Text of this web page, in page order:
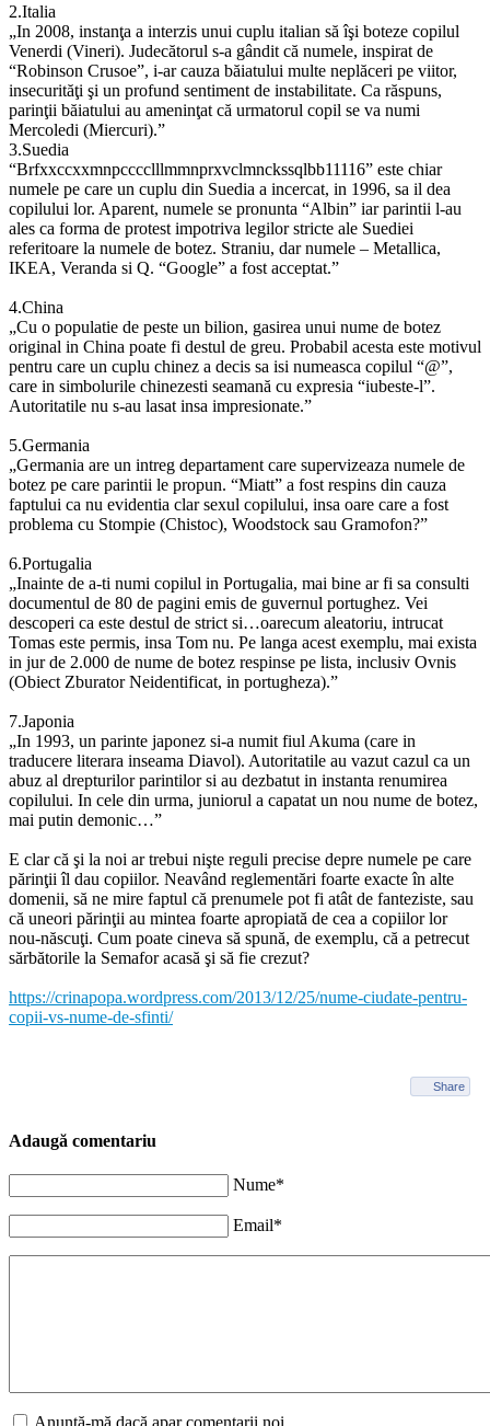
2.Italia
„In 2008, instanţa a interzis unui cuplu italian să îşi boteze copilul
Venerdi (Vineri). Judecătorul s-a gândit că numele, inspirat de
“Robinson Crusoe”, i-ar cauza băiatului multe neplăceri pe viitor,
insecurităţi şi un profund sentiment de instabilitate. Ca răspuns,
parinţii băiatului au ameninţat că urmatorul copil se va numi
Mercoledi (Miercuri).”
3.Suedia
“Brfxxccxxmnpcccclllmmnprxvclmnckssqlbb11116” este chiar
numele pe care un cuplu din Suedia a incercat, in 1996, sa il dea
copilului lor. Aparent, numele se pronunta “Albin” iar parintii l-au
ales ca forma de protest impotriva legilor stricte ale Suediei
referitoare la numele de botez. Straniu, dar numele – Metallica,
IKEA, Veranda si Q. “Google” a fost acceptat.”
4.China
„Cu o populatie de peste un bilion, gasirea unui nume de botez
original in China poate fi destul de greu. Probabil acesta este motivul
pentru care un cuplu chinez a decis sa isi numeasca copilul “@”,
care in simbolurile chinezesti seamană cu expresia “iubeste-l”.
Autoritatile nu s-au lasat insa impresionate.”
5.Germania
„Germania are un intreg departament care supervizeaza numele de
botez pe care parintii le propun. “Miatt” a fost respins din cauza
faptului ca nu evidentia clar sexul copilului, insa oare care a fost
problema cu Stompie (Chistoc), Woodstock sau Gramofon?”
6.Portugalia
„Inainte de a-ti numi copilul in Portugalia, mai bine ar fi sa consulti
documentul de 80 de pagini emis de guvernul portughez. Vei
descoperi ca este destul de strict si…oarecum aleatoriu, intrucat
Tomas este permis, insa Tom nu. Pe langa acest exemplu, mai exista
in jur de 2.000 de nume de botez respinse pe lista, inclusiv Ovnis
(Obiect Zburator Neidentificat, in portugheza).”
7.Japonia
„In 1993, un parinte japonez si-a numit fiul Akuma (care in
traducere literara inseama Diavol). Autoritatile au vazut cazul ca un
abuz al drepturilor parintilor si au dezbatut in instanta renumirea
copilului. In cele din urma, juniorul a capatat un nou nume de botez,
mai putin demonic…”
E clar că şi la noi ar trebui nişte reguli precise depre numele pe care
părinţii îl dau copiilor. Neavând reglementări foarte exacte în alte
domenii, să ne mire faptul că prenumele pot fi atât de fanteziste, sau
că uneori părinţii au mintea foarte apropiată de cea a copiilor lor
nou-născuţi. Cum poate cineva să spună, de exemplu, că a petrecut
sărbătorile la Semafor acasă şi să fie crezut?
https://crinapopa.wordpress.com/2013/12/25/nume-ciudate-pentru-
copii-vs-nume-de-sfinti/
Share
Adaugă comentariu
Nume*
Email*